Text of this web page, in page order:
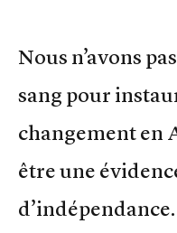
Nous n’avons
sang pour
changement en
être une